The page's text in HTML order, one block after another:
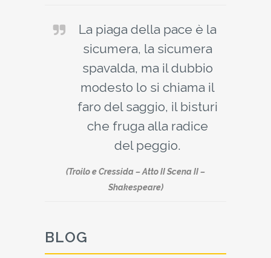
La piaga della pace è la
sicumera, la sicumera
spavalda, ma il dubbio
modesto lo si chiama il
faro del saggio, il bisturi
che fruga alla radice
del peggio.
(Troilo e Cressida – Atto II Scena II –
Shakespeare)
BLOG